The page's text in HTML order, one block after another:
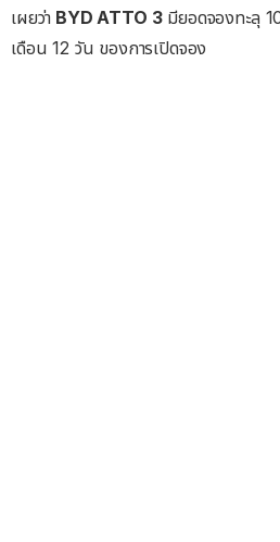
เผยว่า BYD ATTO 3มียอดจองทะลุ
เดือน 12 วัน ของการเปิดจอง